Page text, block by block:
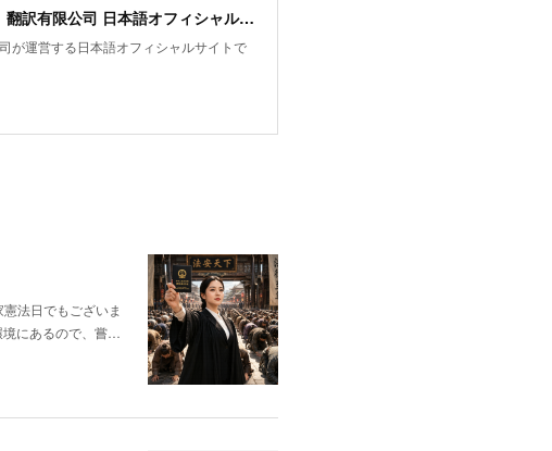
平和文化網 Peace Culture (Shanghai) Translation Co., Ltd. 和文（上海）翻訳有限公司 日本語オフィシャルサイト
が運営する日本語オフィシャルサイトで
法日でもございま
境にあるので、嘗…